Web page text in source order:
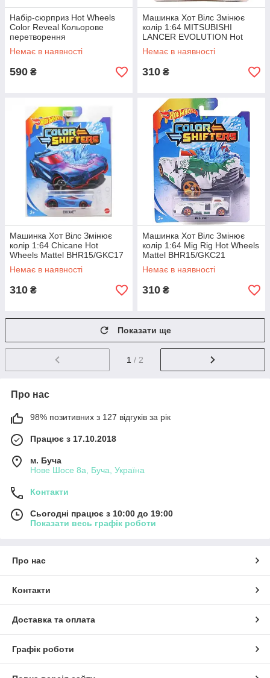
Набір-сюрприз Hot Wheels
Color Reveal Кольорове
перетворення
Немає в наявності
590 ₴
Машинка Хот Вілс Змінює
колір 1:64 MITSUBISHI
LANCER EVOLUTION Hot
Wheels Mattel BHR15/CFM40
Немає в наявності
310 ₴
Машинка Хот Вілс Змінює
колір 1:64 Chicane Hot
Wheels Mattel BHR15/GKC17
Немає в наявності
310 ₴
Машинка Хот Вілс Змінює
колір 1:64 Mig Rig Hot Wheels
Mattel BHR15/GKC21
Немає в наявності
310 ₴
Показати ще
1 / 2
Про нас
98% позитивних з 127 відгуків за рік
Працює з 17.10.2018
м. Буча
Нове Шосе 8а, Буча, Україна
Контакти
Сьогодні працює з 10:00 до 19:00
Показати весь графік роботи
Про нас
Контакти
Доставка та оплата
Графік роботи